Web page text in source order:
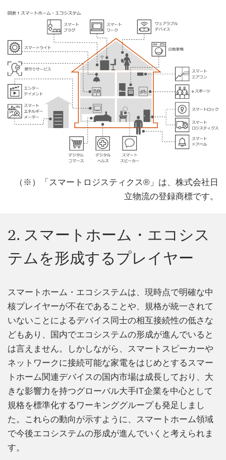
（※）「スマートロジスティクス®」は、株式会社日
立物流の登録商標です。
2. スマートホーム・エコシス
テムを形成するプレイヤー
スマートホーム・エコシステムは、現時点で明確な中
核プレイヤーが不在であることや、規格が統一されて
いないことによるデバイス同士の相互接続性の低さな
どもあり、国内でエコシステムの形成が進んでいると
は言えません。しかしながら、スマートスピーカーや
ネットワークに接続可能な家電をはじめとするスマー
トホーム関連デバイスの国内市場は成長しており、大
きな影響力を持つグローバル大手IT企業を中心として
規格を標準化するワーキンググループも発足しまし
た。これらの動向が示すように、スマートホーム領域
で今後エコシステムの形成が進んでいくと考えられま
す。